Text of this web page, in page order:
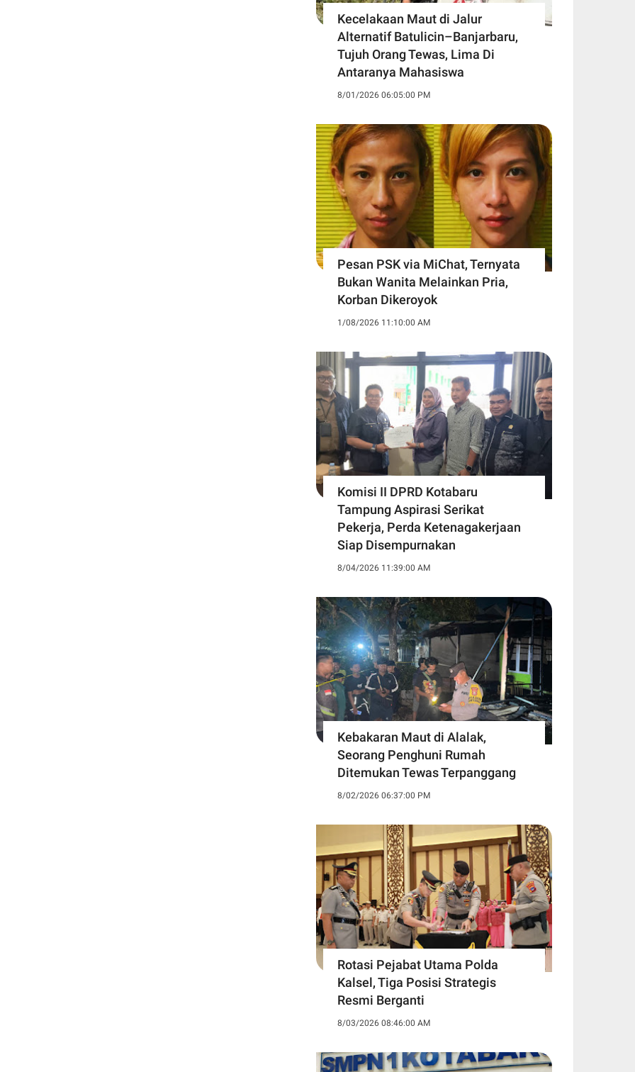
Kecelakaan Maut di Jalur
Alternatif Batulicin–Banjarbaru,
Tujuh Orang Tewas, Lima Di
Antaranya Mahasiswa
8/01/2026 06:05:00 PM
Pesan PSK via MiChat, Ternyata
Bukan Wanita Melainkan Pria,
Korban Dikeroyok
1/08/2026 11:10:00 AM
Komisi II DPRD Kotabaru
Tampung Aspirasi Serikat
Pekerja, Perda Ketenagakerjaan
Siap Disempurnakan
8/04/2026 11:39:00 AM
Kebakaran Maut di Alalak,
Seorang Penghuni Rumah
Ditemukan Tewas Terpanggang
8/02/2026 06:37:00 PM
Rotasi Pejabat Utama Polda
Kalsel, Tiga Posisi Strategis
Resmi Berganti
8/03/2026 08:46:00 AM